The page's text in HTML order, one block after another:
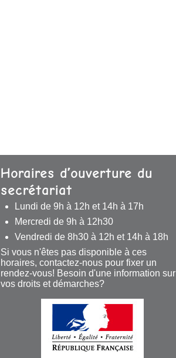
Horaires d’ouverture du
secrétariat
Lundi de 9h à 12h et 14h à 17h
Mercredi de 9h à 12h30
Vendredi de 8h30 à 12h et 14h à 18h
Si vous n'êtes pas disponible à ces
horaires, contactez-nous pour fixer un
rendez-vous! Besoin d'une information sur
vos droits et démarches?